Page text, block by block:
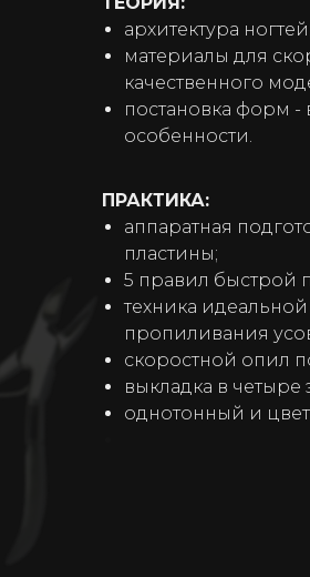
архитектура ногтей;
материалы для
качественного
постановка форм -
особенности.
ПРАКТИКА:
аппаратная
пластины;
5 правил быстрой
техника
пропиливания
скоростной опил
выкладка в четыре
однотонный и